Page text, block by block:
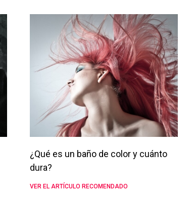
¿Qué es un baño de color y cuánto
dura?
VER EL ARTÍCULO RECOMENDADO